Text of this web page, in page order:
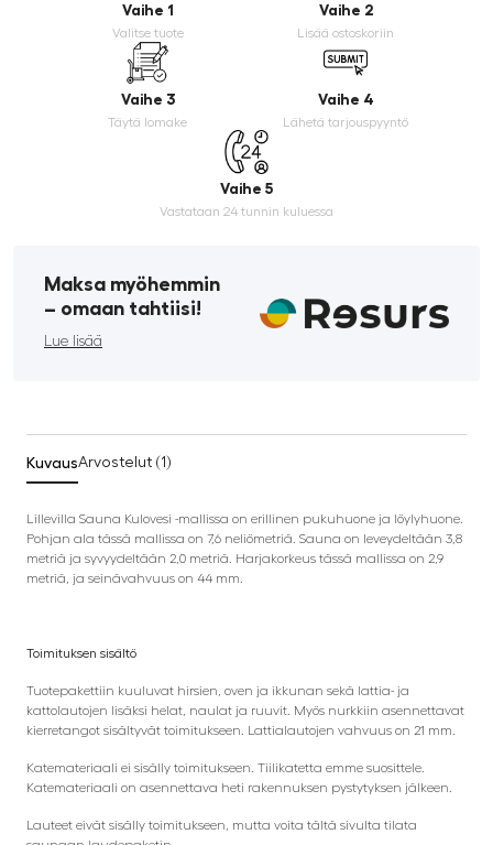
Vaihe 1
Valitse tuote
Vaihe 2
Lisää ostoskoriin
Vaihe 3
Täytä lomake
Vaihe 4
Lähetä tarjouspyyntö
Vaihe 5
Vastataan 24 tunnin kuluessa
Maksa myöhemmin
­– omaan tahtiisi!
Lue lisää
KuvausArvostelut (1)
Lillevilla Sauna Kulovesi -mallissa on erillinen pukuhuone ja löylyhuone.
Pohjan ala tässä mallissa on 7,6 neliömetriä. Sauna on leveydeltään 3,8
metriä ja syvyydeltään 2,0 metriä. Harjakorkeus tässä mallissa on 2,9
metriä, ja seinävahvuus on 44 mm.
Toimituksen sisältö
Tuotepakettiin kuuluvat hirsien, oven ja ikkunan sekä lattia- ja
kattolautojen lisäksi helat, naulat ja ruuvit. Myös nurkkiin asennettavat
kierretangot sisältyvät toimitukseen. Lattialautojen vahvuus on 21 mm.
Katemateriaali ei sisälly toimitukseen. Tiilikatetta emme suosittele.
Katemateriaali on asennettava heti rakennuksen pystytyksen jälkeen.
Lauteet eivät sisälly toimitukseen, mutta voita tältä sivulta tilata